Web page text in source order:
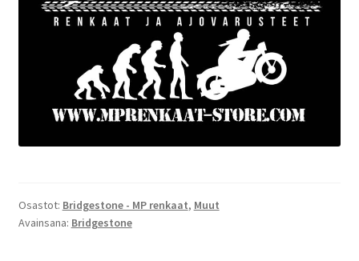
Osastot: Bridgestone - MP renkaat, Muut
Avainsana: Bridgestone